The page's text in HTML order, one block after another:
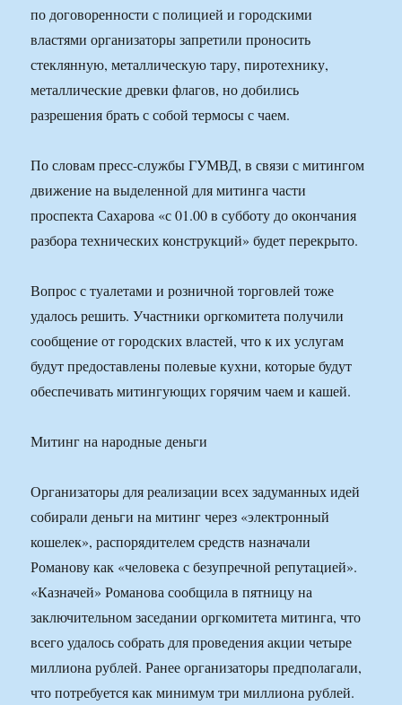
по договоренности с полицией и городскими
властями организаторы запретили проносить
стеклянную, металлическую тару, пиротехнику,
металлические древки флагов, но добились
разрешения брать с собой термосы с чаем.
По словам пресс-службы ГУМВД, в связи с митингом
движение на выделенной для митинга части
проспекта Сахарова «с 01.00 в субботу до окончания
разбора технических конструкций» будет перекрыто.
Вопрос с туалетами и розничной торговлей тоже
удалось решить. Участники оргкомитета получили
сообщение от городских властей, что к их услугам
будут предоставлены полевые кухни, которые будут
обеспечивать митингующих горячим чаем и кашей.
Митинг на народные деньги
Организаторы для реализации всех задуманных идей
собирали деньги на митинг через «электронный
кошелек», распорядителем средств назначали
Романову как «человека с безупречной репутацией».
«Казначей» Романова сообщила в пятницу на
заключительном заседании оргкомитета митинга, что
всего удалось собрать для проведения акции четыре
миллиона рублей. Ранее организаторы предполагали,
что потребуется как минимум три миллиона рублей.